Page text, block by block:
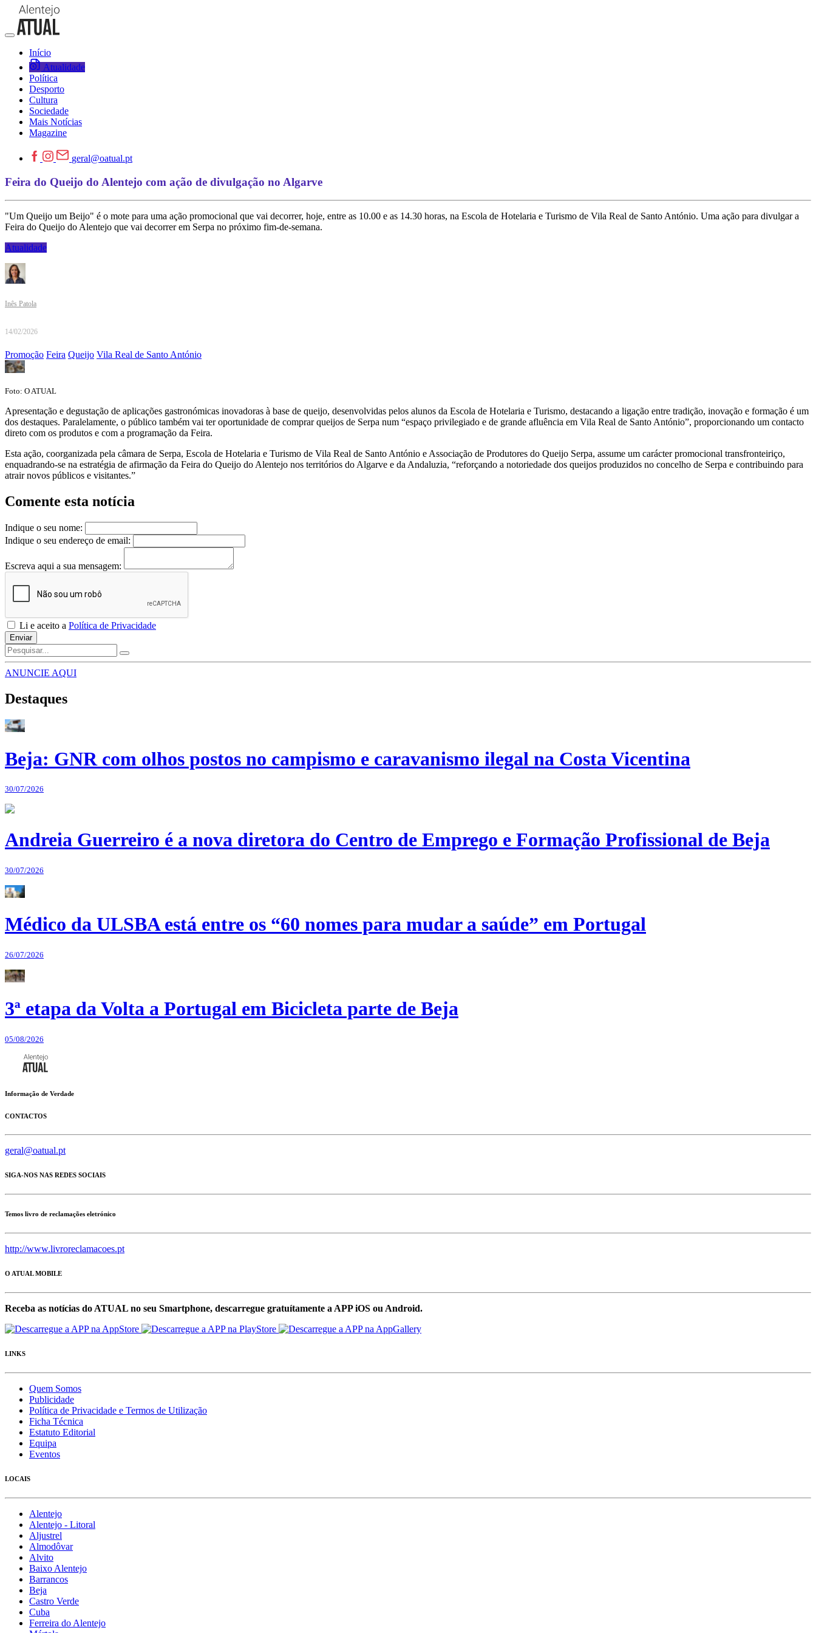
Início
Atualidade
Política
Desporto
Cultura
Sociedade
Mais Notícias
Magazine
geral@oatual.pt
Feira do Queijo do Alentejo com ação de divulgação no Algarve
"Um Queijo um Beijo" é o mote para uma ação promocional que vai decorrer, hoje, entre as 10.00 e as 14.30 horas, na Escola de Hotelaria e Turismo de Vila Real de Santo António. Uma ação para divulgar a
Feira do Queijo do Alentejo que vai decorrer em Serpa no próximo fim-de-semana.
Atualidade
Inês Patola
14/02/2026
Promoção Feira Queijo Vila Real de Santo António
Foto: O ATUAL
Apresentação e degustação de aplicações gastronómicas inovadoras à base de queijo, desenvolvidas pelos alunos da Escola de Hotelaria e Turismo, destacando a ligação entre tradição, inovação e formação é um
dos destaques. Paralelamente, o público também vai ter oportunidade de comprar queijos de Serpa num “espaço privilegiado e de grande afluência em Vila Real de Santo António”, proporcionando um contacto
direto com os produtos e com a programação da Feira.
Esta ação, coorganizada pela câmara de Serpa, Escola de Hotelaria e Turismo de Vila Real de Santo António e Associação de Produtores do Queijo Serpa, assume um carácter promocional transfronteiriço,
enquadrando-se na estratégia de afirmação da Feira do Queijo do Alentejo nos territórios do Algarve e da Andaluzia, “reforçando a notoriedade dos queijos produzidos no concelho de Serpa e contribuindo para
atrair novos públicos e visitantes.”
Comente esta notícia
Indique o seu nome:
Indique o seu endereço de email:
Escreva aqui a sua mensagem:
Li e aceito a Política de Privacidade
Enviar
ANUNCIE AQUI
Destaques
Beja: GNR com olhos postos no campismo e caravanismo ilegal na Costa Vicentina
30/07/2026
Andreia Guerreiro é a nova diretora do Centro de Emprego e Formação Profissional de Beja
30/07/2026
Médico da ULSBA está entre os “60 nomes para mudar a saúde” em Portugal
26/07/2026
3ª etapa da Volta a Portugal em Bicicleta parte de Beja
05/08/2026
Informação de Verdade
CONTACTOS
geral@oatual.pt
SIGA-NOS NAS REDES SOCIAIS
Temos livro de reclamações eletrónico
http://www.livroreclamacoes.pt
O ATUAL MOBILE
Receba as notícias do ATUAL no seu Smartphone, descarregue gratuítamente a APP iOS ou Android.
LINKS
Quem Somos
Publicidade
Política de Privacidade e Termos de Utilização
Ficha Técnica
Estatuto Editorial
Equipa
Eventos
LOCAIS
Alentejo
Alentejo - Litoral
Aljustrel
Almodôvar
Alvito
Baixo Alentejo
Barrancos
Beja
Castro Verde
Cuba
Ferreira do Alentejo